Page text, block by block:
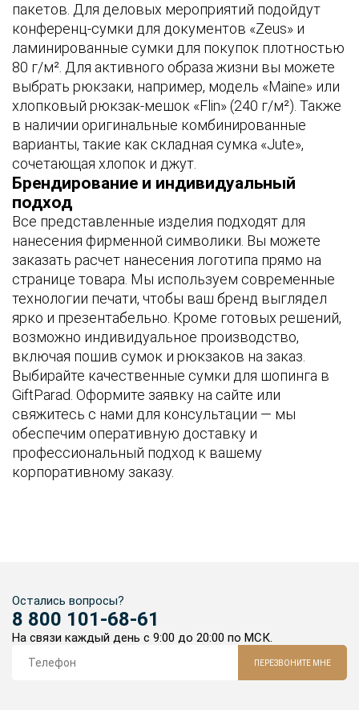
пакетов. Для деловых мероприятий подойдут
конференц-сумки для документов «Zeus» и
ламинированные сумки для покупок плотностью
80 г/м². Для активного образа жизни вы можете
выбрать рюкзаки, например, модель «Maine» или
хлопковый рюкзак-мешок «Flin» (240 г/м²). Также
в наличии оригинальные комбинированные
варианты, такие как складная сумка «Jute»,
сочетающая хлопок и джут.
Брендирование и индивидуальный
подход
Все представленные изделия подходят для
нанесения фирменной символики. Вы можете
заказать расчет нанесения логотипа прямо на
странице товара. Мы используем современные
технологии печати, чтобы ваш бренд выглядел
ярко и презентабельно. Кроме готовых решений,
возможно индивидуальное производство,
включая пошив сумок и рюкзаков на заказ.
Выбирайте качественные сумки для шопинга в
GiftParad. Оформите заявку на сайте или
свяжитесь с нами для консультации — мы
обеспечим оперативную доставку и
профессиональный подход к вашему
корпоративному заказу.
Остались вопросы?
8 800 101-68-61
На связи каждый день с 9:00 до 20:00 по МСК.
ПЕРЕЗВОНИТЕ МНЕ